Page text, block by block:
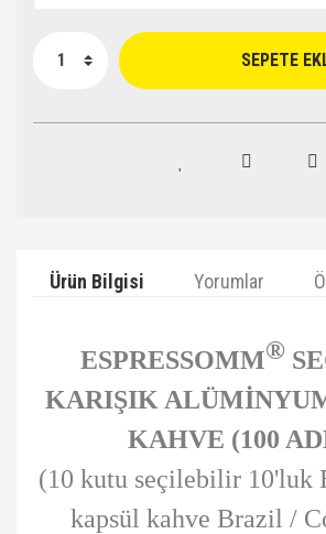
SEPETE
Ürün Bilgisi Yorumlar
ESPRESSOMM®
KARIŞIK
KAHVE (100
(10 kutu seçilebilir 10'luk
kapsül kahve Brazil /